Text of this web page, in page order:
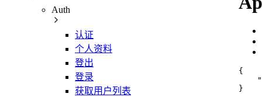
Auth
认证
个人资料
登出
登录
获取用户列表
{
}